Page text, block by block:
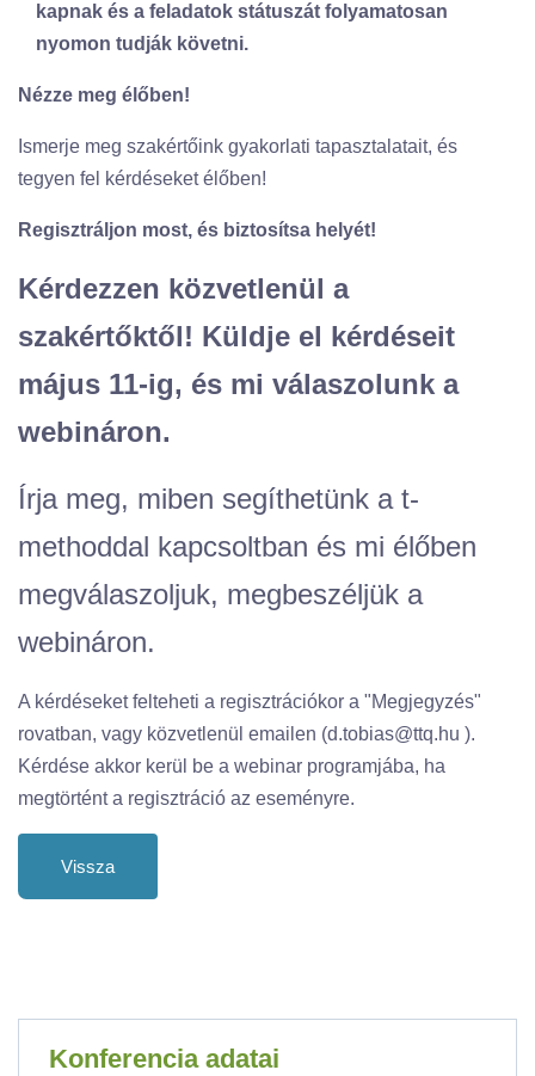
kapnak és a feladatok státuszát folyamatosan
nyomon tudják követni.
Nézze meg élőben!
Ismerje meg szakértőink gyakorlati tapasztalatait, és
tegyen fel kérdéseket élőben!
Regisztráljon most, és biztosítsa helyét!
Kérdezzen közvetlenül a
szakértőktől! Küldje el kérdéseit
május 11-ig, és mi válaszolunk a
webináron.
Írja meg, miben segíthetünk a t-
methoddal kapcsoltban és mi élőben
megválaszoljuk, megbeszéljük a
webináron.
A kérdéseket felteheti a regisztrációkor a "Megjegyzés"
rovatban, vagy közvetlenül emailen (d.tobias@ttq.hu ).
Kérdése akkor kerül be a webinar programjába, ha
megtörtént a regisztráció az eseményre.
Vissza
Konferencia adatai